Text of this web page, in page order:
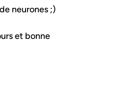
neurones ;)
et bonne